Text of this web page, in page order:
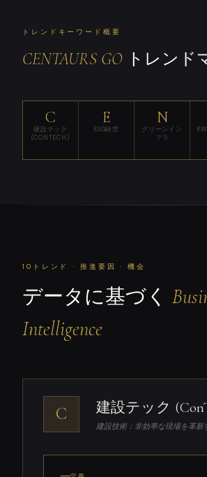
トレンドキーワード概要
CENTAURS GO トレンド
C
建設テック
(CONTECH)
E
ESG経営
N
グリーンイン
フラ
10トレンド · 推進要因 · 機会
データに基づく
Intelligence
C 建設テック
建設技術：非効率な現場を革新